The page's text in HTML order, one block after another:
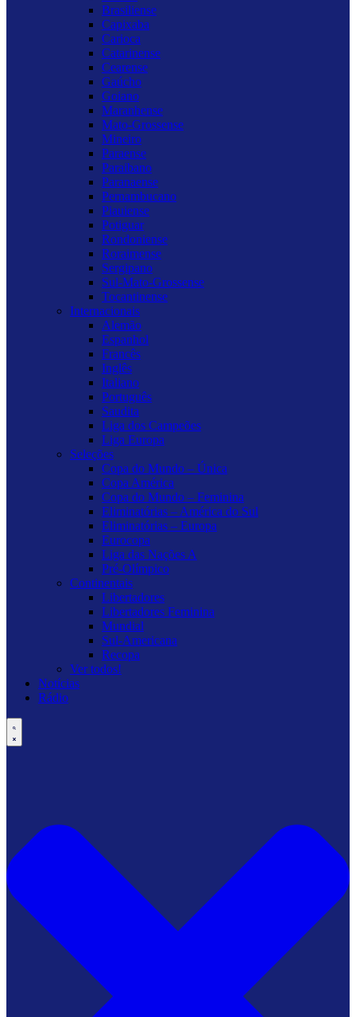
Brasiliense
Capixaba
Carioca
Catarinense
Cearense
Gaúcho
Goiano
Maranhense
Mato-Grossense
Mineiro
Paraense
Paraibano
Paranaense
Pernambucano
Piauiense
Potiguar
Rondoniense
Roraimense
Sergipano
Sul-Mato-Grossense
Tocantinense
Internacionais
Alemão
Espanhol
Francês
Inglês
Italiano
Português
Saudita
Liga dos Campeões
Liga Europa
Seleções
Copa do Mundo – Única
Copa América
Copa do Mundo – Feminina
Eliminatórias – América do Sul
Eliminatórias – Europa
Eurocopa
Liga das Nações A
Pré-Olímpico
Continentais
Libertadores
Libertadores Feminina
Mundial
Sul-Americana
Recopa
Ver todos!
Notícias
Rádio